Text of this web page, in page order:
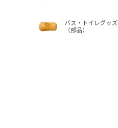
バス・トイレグッズ
（部品）